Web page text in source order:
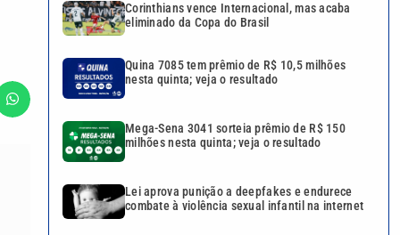
Corinthians vence Internacional, mas acaba
eliminado da Copa do Brasil
Quina 7085 tem prêmio de R$ 10,5 milhões
nesta quinta; veja o resultado
Mega-Sena 3041 sorteia prêmio de R$ 150
milhões nesta quinta; veja o resultado
Lei aprova punição a deepfakes e endurece
combate à violência sexual infantil na internet